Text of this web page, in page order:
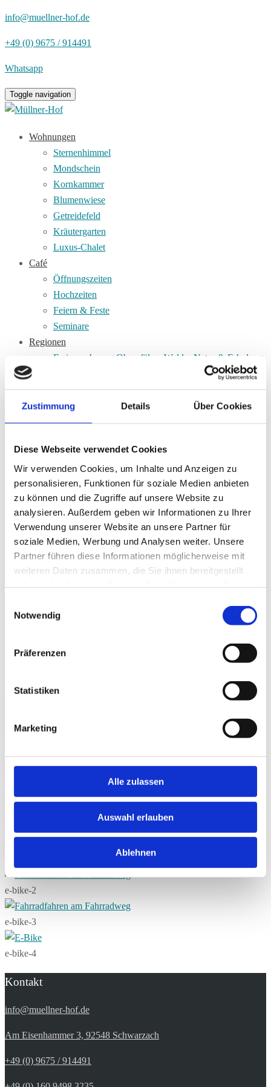
Zustimmung Details Über Cookies
Diese Webseite verwendet Cookies
Wir verwenden Cookies, um Inhalte und Anzeigen zu
personalisieren, Funktionen für soziale Medien anbieten
zu können und die Zugriffe auf unsere Website zu
analysieren. Außerdem geben wir Informationen zu Ihrer
Verwendung unserer Website an unsere Partner für
soziale Medien, Werbung und Analysen weiter. Unsere
Partner führen diese Informationen möglicherweise mit
weiteren Daten zusammen, die Sie ihnen bereitgestellt
Notwendig
Präferenzen
Statistiken
Marketing
Alle zulassen
Auswahl erlauben
Ablehnen
info@muellner-hof.de
+49 (0) 9675 / 914491
Whatsapp
Toggle navigation
Wohnungen
Sternenhimmel
Mondschein
Kornkammer
Blumenwiese
Getreidefeld
Kräutergarten
Luxus-Chalet
Café
Öffnungszeiten
Hochzeiten
Feiern & Feste
Seminare
Regionen
Ferienwohnung Oberpfälzer Wald – Natur & Erholung
Ferienwohnung Schwandorf – Ihr Startpunkt für
Urlaub in Bayern
Pension Schwarzenfeld – Komfortabel übernachten in
Aktivitäten
Angeln
Fahrrad
Sauna
Kanu
Stand-Up-Paddling
Traktor
Aktuelles
Nur 100 m vom bayrisch-böhmischen Freundschaftsradweg
entfernt. Aufsteigen und auch Abseits der Fahrradwege die Berge,
Wälder und Seen kennen lernen.
Interessante Strecken in der Umgebung
Lassen Sie ihr Fahrrad zuhause und mieten Sie sich eines von
unseren E-Moutainbikes.
e-bike-2
e-bike-3
e-bike-4
Kontakt
info@muellner-hof.de
Am Eisenhammer 3, 92548 Schwarzach
+49 (0) 9675 / 914491